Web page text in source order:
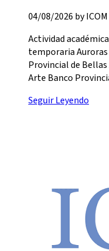
04/08/2026 by
Actividad
temporaria Auroras
Provincial de
Arte Banco
Seguir Leyendo